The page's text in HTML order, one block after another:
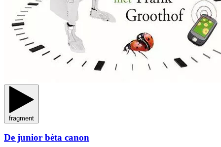
fragment
De junior bèta canon